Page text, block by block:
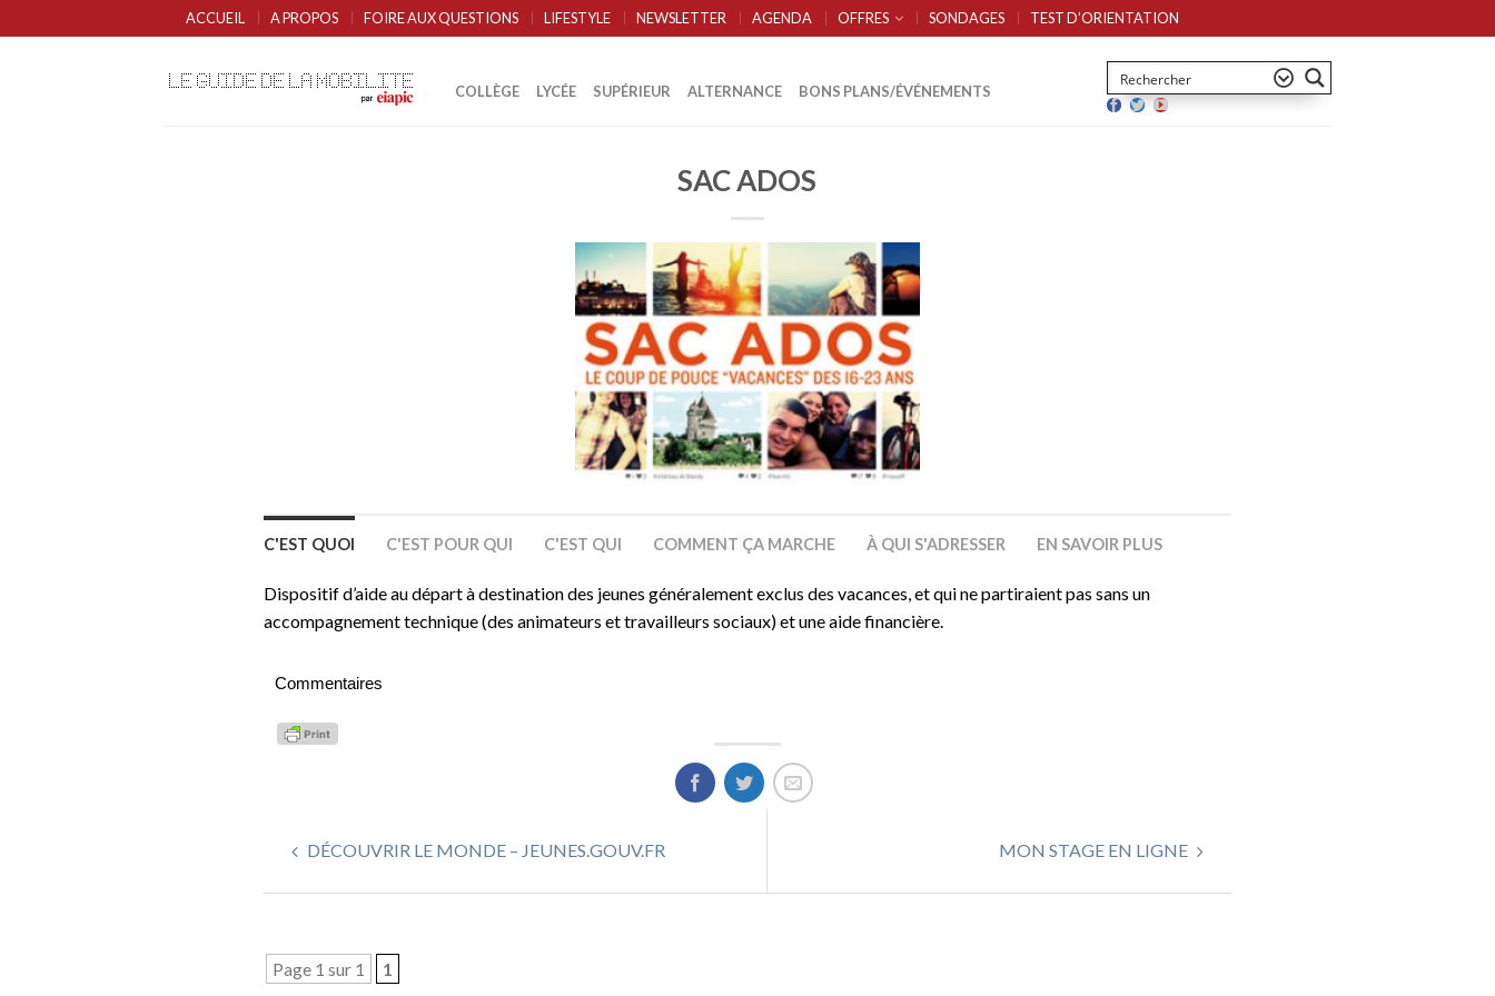
ACCUEIL A PROPOS FOIRE AUX QUESTIONS LIFESTYLE NEWSLETTER AGENDA OFFRES SONDAGES TEST D’ORIENTATION
COLLÈGE LYCÉE SUPÉRIEUR ALTERNANCE BONS PLANS/ÉVÉNEMENTS
SAC ADOS
C'EST QUOI C'EST POUR QUI C'EST QUI COMMENT ÇA MARCHE À QUI S'ADRESSER EN SAVOIR PLUS
Dispositif d’aide au départ à destination des jeunes généralement exclus des vacances, et qui ne partiraient pas sans un
accompagnement technique (des animateurs et travailleurs sociaux) et une aide financière.
Commentaires
DÉCOUVRIR LE MONDE – JEUNES.GOUV.FR MON STAGE EN LIGNE
Page 1 sur 1 1